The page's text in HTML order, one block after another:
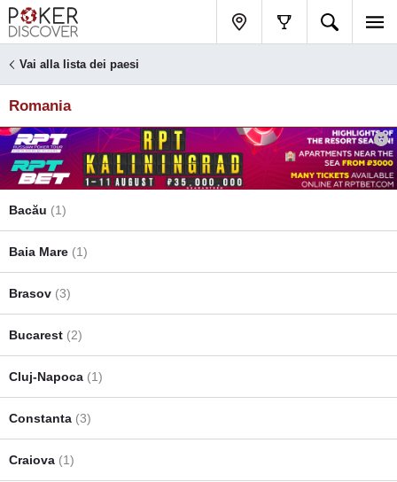
Vai alla lista dei paesi
Romania
Bacău (1)
Baia Mare (1)
Brasov (3)
Bucarest (2)
Cluj-Napoca (1)
Constanta (3)
Craiova (1)